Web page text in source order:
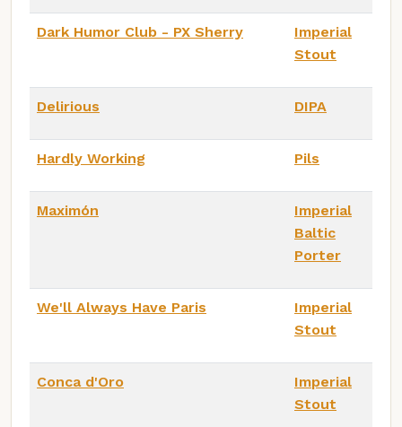
Dark Humor Club - PX Sherry
Imperial
Stout
Delirious DIPA
Hardly Working Pils
Maximón
Imperial
Baltic
Porter
We'll Always Have Paris
Imperial
Stout
Conca d'Oro
Imperial
Stout